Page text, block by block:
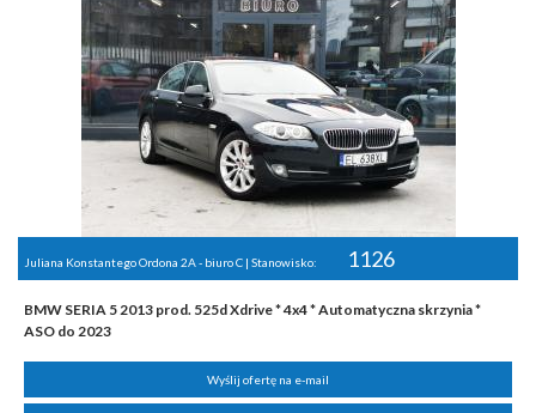
Juliana Konstantego Ordona 2A - biuro C | Stanowisko: 1126
BMW SERIA 5 2013 prod. 525d Xdrive * 4x4 * Automatyczna skrzynia *
ASO do 2023
Wyślij ofertę na e-mail